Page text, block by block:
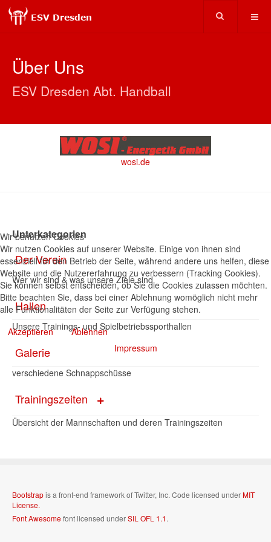
Über Uns
ESV Dresden Abt. Handball
wosi.de
Unterkategorien
Der Verein
Wer wir sind & was unsere Ziele sind
Hallen
Unsere Trainings- und Spielbetriebssporthallen
Galerie
verschiedene Schnappschüsse
Trainingszeiten
Übersicht der Mannschaften und deren Trainingszeiten
Bootstrapis a front-end framework of Twitter, Inc. Code licensed underMIT
License.
Font Awesomefont licensed underSIL OFL 1.1.
Wir benutzen Cookies
Wir nutzen Cookies auf unserer Website. Einige von ihnen sind
essenziell für den Betrieb der Seite, während andere uns helfen, diese
Website und die Nutzererfahrung zu verbessern (Tracking Cookies).
Sie können selbst entscheiden, ob Sie die Cookies zulassen möchten.
Bitte beachten Sie, dass bei einer Ablehnung womöglich nicht mehr
alle Funktionalitäten der Seite zur Verfügung stehen.
Akzeptieren
Ablehnen
Impressum